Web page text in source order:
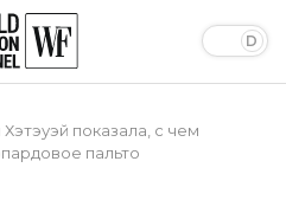
Хэтэуэй показала, с чем
пальто